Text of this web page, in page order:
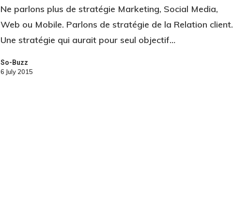
Ne parlons plus de stratégie Marketing, Social Media,
Web ou Mobile. Parlons de stratégie de la Relation client.
Une stratégie qui aurait pour seul objectif…
So-Buzz
6 July 2015